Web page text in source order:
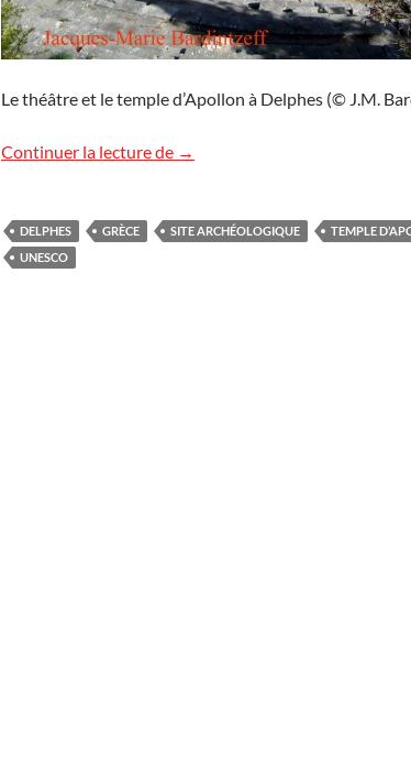
Le théâtre et le temple d’Apollon à Delphes (© J.M.
Continuer la lecture de Le site archéologique de
→
DELPHES GRÈCE SITE ARCHÉOLOGIQUE
TEMPLE
UNESCO